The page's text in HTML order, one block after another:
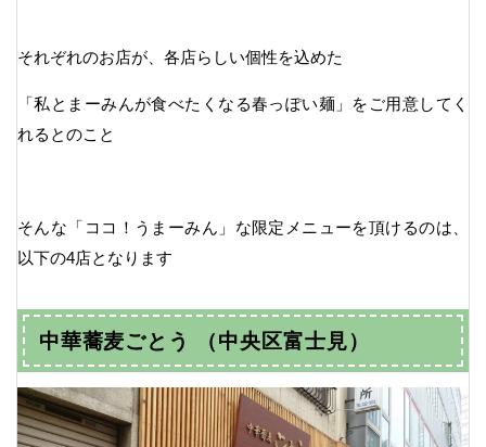
それぞれのお店が、各店らしい個性を込めた
「私とまーみんが食べたくなる春っぽい麺」をご用意してく
れるとのこと
そんな「ココ！うまーみん」な限定メニューを頂けるのは、
以下の4店となります
中華蕎麦ごとう （中央区富士見）